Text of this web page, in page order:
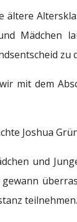
ältere
Mädchen
zu
mit dem
Joshua
und
teilnehmen.